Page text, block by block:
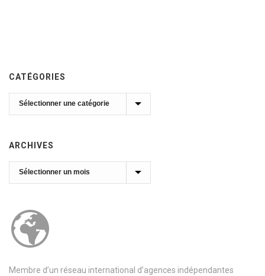
CATÉGORIES
Catégories
ARCHIVES
Archives
Membre d’un réseau international d’agences indépendantes